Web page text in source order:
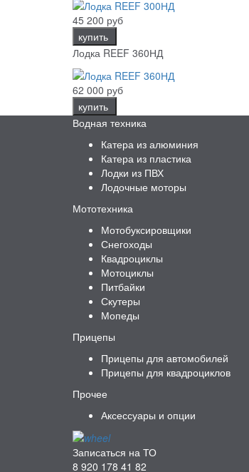
45 200 руб
купить
Лодка REEF 360НД
62 000 руб
купить
Водная техника
Катера из алюминия
Катера из пластика
Лодки из ПВХ
Лодочные моторы
Мототехника
Мотобуксировщики
Снегоходы
Квадроциклы
Мотоциклы
Питбайки
Скутеры
Мопеды
Прицепы
Прицепы для автомобилей
Прицепы для квадроциклов
Прочее
Аксессуары и опции
Записаться на ТО
8 920 178 41 82